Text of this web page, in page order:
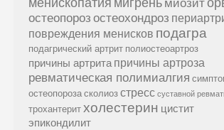
менископатия мигрень миозит
остеопороз остеохондроз
повреждения менисков подагра
подагрический артрит полиостеоартроз
причины артрита причины артроза
ревматическая полимиалгия
остеопороза сколиоз стресс суставной
трохантерит холестерин цистит
эпикондилит